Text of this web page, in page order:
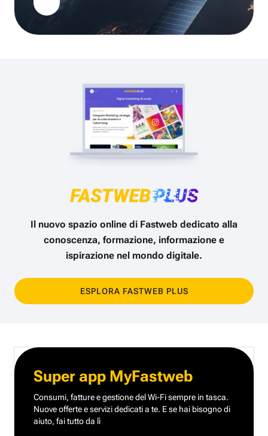
Il nuovo spazio online di Fastweb dedicato alla
conoscenza, formazione, informazione e
ispirazione nel mondo digitale.
ESPLORA FASTWEB PLUS
Super app MyFastweb
Consumi, fatture e gestione del Wi-Fi sempre in tasca.
Nuove offerte e servizi dedicati a te. E se hai bisogno di
aiuto, fai tutto da lì